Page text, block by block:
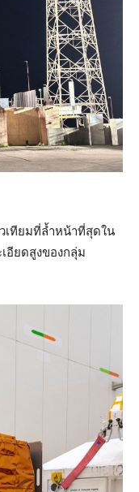
เทียมที่ล้ำหน้าที่สุดใน
อียดสูงของกลุ่ม